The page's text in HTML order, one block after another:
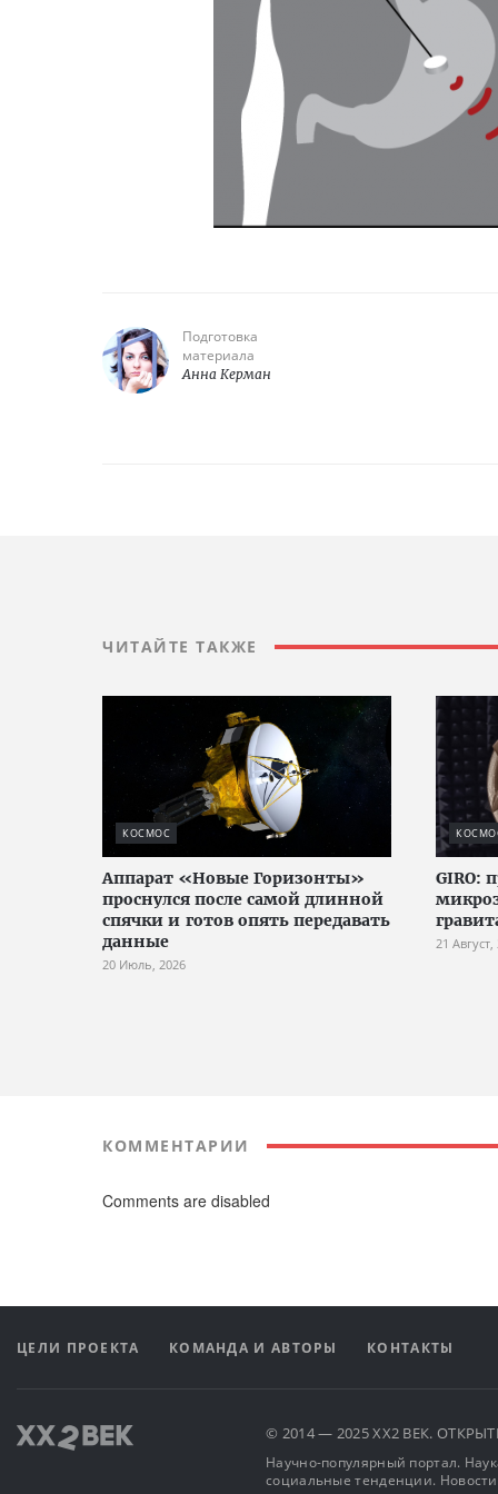
Подготовка
материала
Анна Керман
ЧИТАЙТЕ ТАКЖЕ
КОСМОС
Аппарат «Новые Горизонты»
проснулся после самой длинной
спячки и готов опять передавать
данные
20 Июль, 2026
GIRO:
21 Август,
КОММЕНТАРИИ
Comments are disabled
ЦЕЛИ ПРОЕКТА КОМАНДА И АВТОРЫ КОНТАКТЫ
© 2014 — 2025 XX2 ВЕК.
Научно-популярный портал.
социальные тенденции.